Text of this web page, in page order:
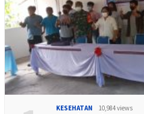
KESEHATAN 10,984 views